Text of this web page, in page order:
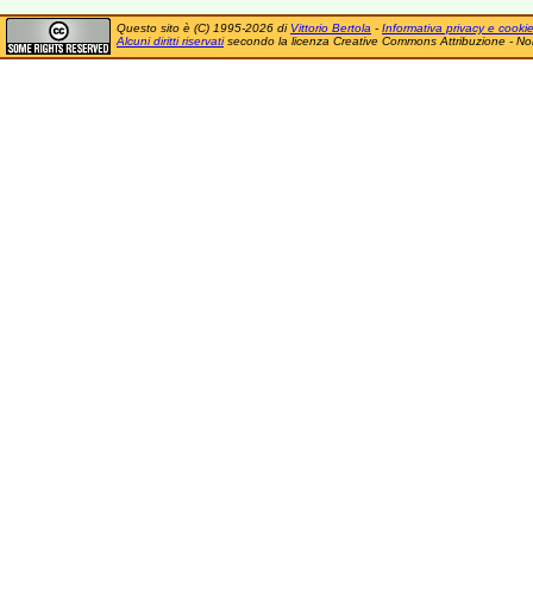
Questo sito è (C) 1995-2026 di Vittorio Bertola - Informativa privacy e cookie
Alcuni diritti riservatisecondo la licenza Creative Commons Attribuzione -